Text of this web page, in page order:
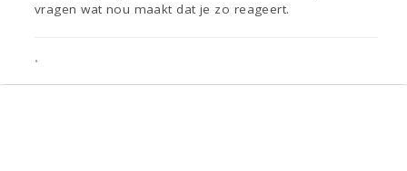
vragen wat nou maakt dat je zo reageert.
•